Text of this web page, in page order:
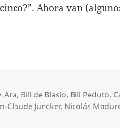
Ahora van
Etiquetas
Ara, Bill de Blasio, Bill Peduto,
Claude Juncker, Nicolás